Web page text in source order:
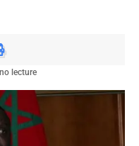
lecture